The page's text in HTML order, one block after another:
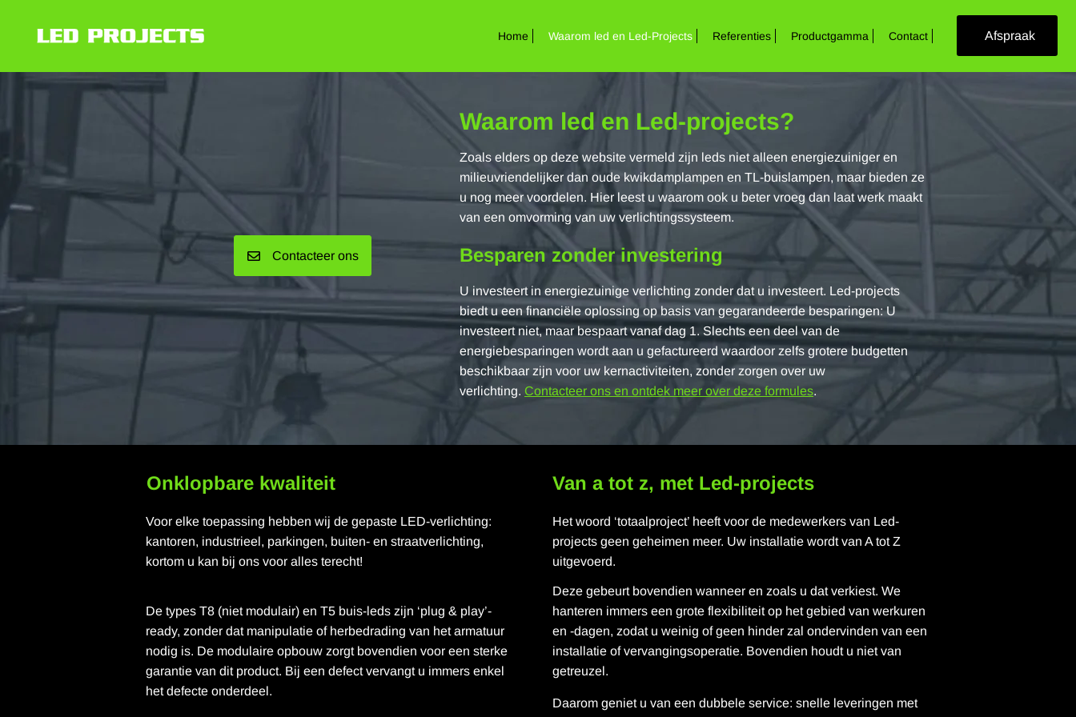
Home Waarom led en Led-Projects Referenties Productgamma Contact Afspraak
Contacteer ons
Waarom led en Led-projects?
Zoals elders op deze website vermeld zijn leds niet alleen energiezuiniger en
milieuvriendelijker dan oude kwikdamplampen en TL-buislampen, maar bieden ze
u nog meer voordelen. Hier leest u waarom ook u beter vroeg dan laat werk maakt
van een omvorming van uw verlichtingssysteem.
U investeert in energiezuinige verlichting zonder dat u investeert. Led-projects
biedt u een financiële oplossing op basis van gegarandeerde besparingen: U
investeert niet, maar bespaart vanaf dag 1. Slechts een deel van de
energiebesparingen wordt aan u gefactureerd waardoor zelfs grotere budgetten
beschikbaar zijn voor uw kernactiviteiten, zonder zorgen over uw
verlichting. Contacteer ons en ontdek meer over deze formules.
Besparen zonder investering
Onklopbare kwaliteit
Voor elke toepassing hebben wij de gepaste LED-verlichting:
kantoren, industrieel, parkingen, buiten- en straatverlichting,
kortom u kan bij ons voor alles terecht!
De types T8 (niet modulair) en T5 buis-leds zijn ‘plug & play’-
ready, zonder dat manipulatie of herbedrading van het armatuur
nodig is. De modulaire opbouw zorgt bovendien voor een sterke
garantie van dit product. Bij een defect vervangt u immers enkel
het defecte onderdeel.
Van a tot z, met Led-projects
Het woord ‘totaalproject’ heeft voor de medewerkers van Led-
projects geen geheimen meer. Uw installatie wordt van A tot Z
uitgevoerd.
Deze gebeurt bovendien wanneer en zoals u dat verkiest. We
hanteren immers een grote flexibiliteit op het gebied van werkuren
en -dagen, zodat u weinig of geen hinder zal ondervinden van een
installatie of vervangingsoperatie. Bovendien houdt u niet van
getreuzel.
Daarom geniet u van een dubbele service: snelle leveringen met